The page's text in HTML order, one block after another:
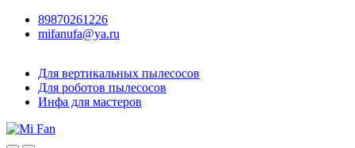
89870261226
mifanufa@ya.ru
Для вертикальных пылесосов
Для роботов пылесосов
Инфа для мастеров